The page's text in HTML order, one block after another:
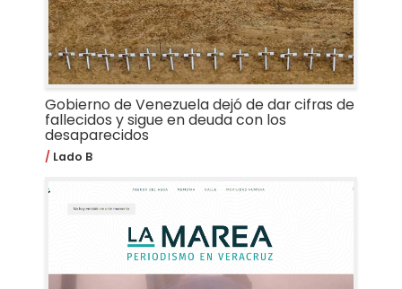
Gobierno de Venezuela dejó de dar cifras de
fallecidos y sigue en deuda con los
desaparecidos
Lado B